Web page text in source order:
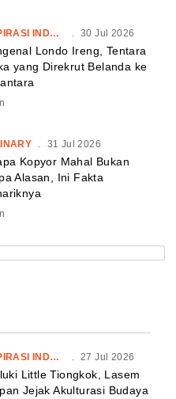
INSPIRASI INDONESIA 30 Jul 2026
Londo Ireng, Tentara
yang Direkrut Belanda ke
31 Jul 2026
Kopyor Mahal Bukan
Alasan, Ini Fakta
INSPIRASI INDONESIA . 27 Jul 2026
Little Tiongkok, Lasem
Jejak Akulturasi Budaya